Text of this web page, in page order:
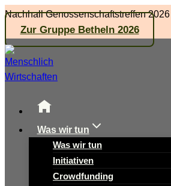
Zum
Inhalt
springen
Nachhall Genossenschaftstreffen 2026
Zur Gruppe Betheln 2026
Was wir tun
Was wir tun
Initiativen
Crowdfunding